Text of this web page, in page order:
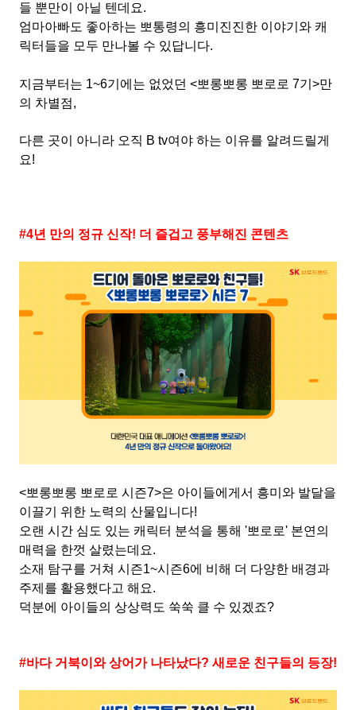
들 뿐만이 아닐 텐데요.
엄마아빠도 좋아하는 뽀통령의 흥미진진한 이야기와 캐
릭터들을 모두 만나볼 수 있답니다.
지금부터는 1~6기에는 없었던 <뽀롱뽀롱 뽀로로 7기 >만
의 차별점,
다른 곳이 아니라 오직 B tv여야 하는 이유를 알려드릴게
요!
#4년 만의 정규 신작! 더 즐겁고 풍부해진 콘텐츠
<뽀롱뽀롱 뽀로로 시즌7>은 아이들에게서 흥미와 발달을
이끌기 위한 노력의 산물입니다!
오랜 시간 심도 있는 캐릭터 분석을 통해 '뽀로로' 본연의
매력을 한껏 살렸는데요.
소재 탐구를 거쳐 시즌1~시즌6에 비해 더 다양한 배경과
주제를 활용했다고 해요.
덕분에 아이들의 상상력도 쑥쑥 클 수 있겠죠?
#바다 거북이와 상어가 나타났다? 새로운 친구들의 등장!